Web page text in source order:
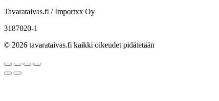
Tavarataivas.fi / Importxx Oy
3187020-1
© 2026 tavarataivas.fi kaikki oikeudet pidätetään